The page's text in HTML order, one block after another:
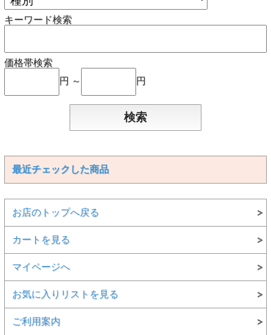
キーワード検索
価格帯検索
円 ～
円
最近チェックした商品
お店のトップへ戻る
カートを見る
マイページへ
お気に入りリストを見る
ご利用案内